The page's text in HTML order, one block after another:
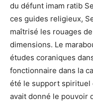
du défunt imam ratib
ces guides religieux,
maîtrisé les rouages
dimensions. Le
études coraniques
fonctionnaire dans la
été le support spirituel
avait donné le pouvoir